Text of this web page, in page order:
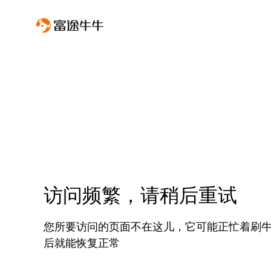
访问频繁，请稍后重试
您所要访问的页面不在这儿，它可能正忙着刷
后就能恢复正常